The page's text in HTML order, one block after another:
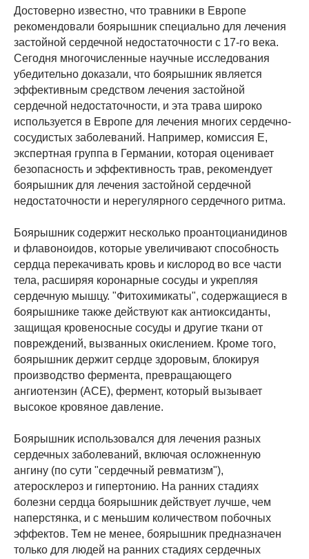
Достоверно известно, что травники в Европе
рекомендовали боярышник специально для лечения
застойной сердечной недостаточности с 17-го века.
Сегодня многочисленные научные исследования
убедительно доказали, что боярышник является
эффективным средством лечения застойной
сердечной недостаточности, и эта трава широко
используется в Европе для лечения многих сердечно-
сосудистых заболеваний. Например, комиссия E,
экспертная группа в Германии, которая оценивает
безопасность и эффективность трав, рекомендует
боярышник для лечения застойной сердечной
недостаточности и нерегулярного сердечного ритма.
Боярышник содержит несколько проантоцианидинов
и флавоноидов, которые увеличивают способность
сердца перекачивать кровь и кислород во все части
тела, расширяя коронарные сосуды и укрепляя
сердечную мышцу. "Фитохимикаты", содержащиеся в
боярышнике также действуют как антиоксиданты,
защищая кровеносные сосуды и другие ткани от
повреждений, вызванных окислением. Кроме того,
боярышник держит сердце здоровым, блокируя
производство фермента, превращающего
ангиотензин (ACE), фермент, который вызывает
высокое кровяное давление.
Боярышник использовался для лечения разных
сердечных заболеваний, включая осложненную
ангину (по сути "сердечный ревматизм"),
атеросклероз и гипертонию. На ранних стадиях
болезни сердца боярышник действует лучше, чем
наперстянка, и с меньшим количеством побочных
эффектов. Тем не менее, боярышник предназначен
только для людей на ранних стадиях сердечных